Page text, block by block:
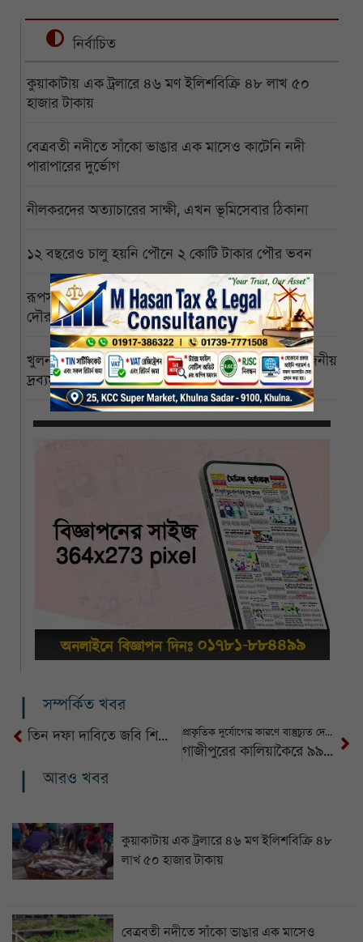
নির্বাচিত
কুয়াকাটায় এক ট্রলারে ৪৬ মণ ইলিশবিক্রি ৪৮ লাখ ৫০
হাজার টাকায়
বেত্রবতী নদীতে সাঁকো ভাঙার এক মাসেও কাটেনি নদী
পারাপারের দুর্ভোগ
নীলকরদের অত্যাচারের সাক্ষী, এখন ভূমিসেবার ঠিকানা
১২ বছরেও চালু হয়নি পৌনে ২ কোটি টাকার পৌর ভবন
রূপসায় মৎস্য কারখানায় একের পর একচুরি, বখাটের
দৌরাত্ম্যে অসহায় ব্যবসায়ীরা
খুলনার পাইকারি ও খুচরা বাজারে সবজি-সহ নিত্যপ্রয়োজনীয়
দ্রব্যমূল্যের ঊর্ধ্বগতি, চরম বিপাকে সাধারণ মানুষ
সম্পর্কিত খবর
তিন দফা দাবিতে জবি শিক্ষার্থীদের ‘লংমার্চ টু যমুনা’ কর্মসূচি ঘোষণা প্রাকৃতিক দুর্যোগের কারণে বাস্তুচ্যুত দেশের ২৪ লাখ মানুষ
গাজীপুরের কালিয়াকৈরে ৯৯৯-এ কল পেয়ে লাশ উদ্ধার করল পুলিশ
আরও খবর
কুয়াকাটায় এক ট্রলারে ৪৬ মণ ইলিশবিক্রি ৪৮
লাখ ৫০ হাজার টাকায়
বেত্রবতী নদীতে সাঁকো ভাঙার এক মাসেও